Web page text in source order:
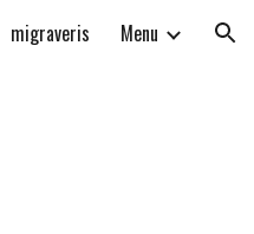
migraveris Menu